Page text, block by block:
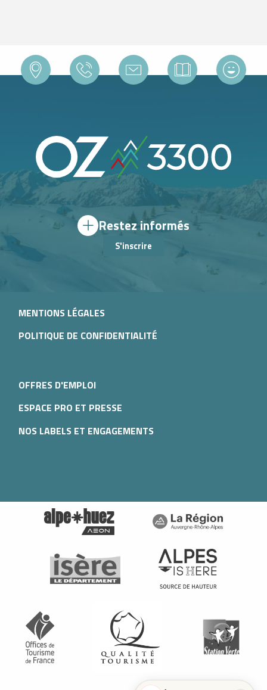
Restez informés
S'inscrire
MENTIONS LÉGALES
POLITIQUE DE CONFIDENTIALITÉ
OFFRES D'EMPLOI
ESPACE PRO ET PRESSE
NOS LABELS ET ENGAGEMENTS